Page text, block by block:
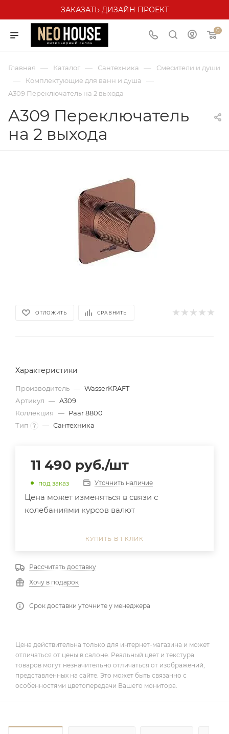
ЗАКАЗАТЬ ДИЗАЙН ПРОЕКТ
0
Главная — Каталог — Сантехника — Смесители и души
— Комплектующие для ванн и душа —
A309 Переключатель на 2 выхода
A309 Переключатель
на 2 выхода
ОТЛОЖИТЬ СРАВНИТЬ
Характеристики
Производитель — WasserKRAFT
Артикул — A309
Коллекция — Paar 8800
Тип
? — Сантехника
11 490 руб./шт
под заказ Уточнить наличие
Цена может изменяться в связи с
колебаниями курсов валют
КУПИТЬ В 1 КЛИК
Рассчитать доставку
Хочу в подарок
Срок доставки уточните у менеджера
Цена действительна только для интернет-магазина и может
отличаться от цены в салоне. Реальный цвет и текстура
товаров могут незначительно отличаться от изображений,
представленных на сайте. Это может быть связанно с
особенностями цветопередачи Вашего монитора.